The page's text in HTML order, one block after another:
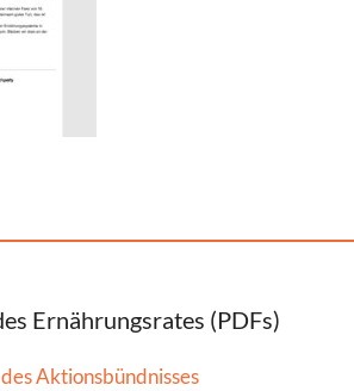
Ernährungsrates (PDFs)
Aktionsbündnisses